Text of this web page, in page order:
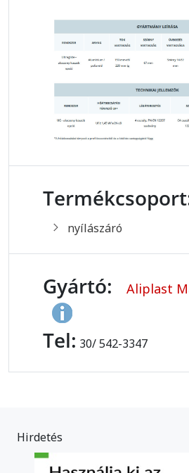
nyílászáró
Gyártó: Aliplast
Tel: 30/ 542-3347
Hirdetés